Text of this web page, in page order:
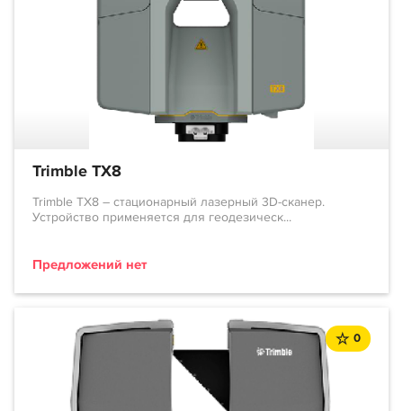
Trimble TX8
Trimble TX8 – стационарный лазерный 3D-сканер.
Устройство применяется для геодезическ...
Предложений нет
0